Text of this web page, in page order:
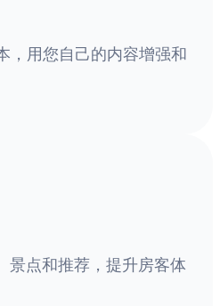
，用您自己的内容增强和
景点和推荐，提升房客体